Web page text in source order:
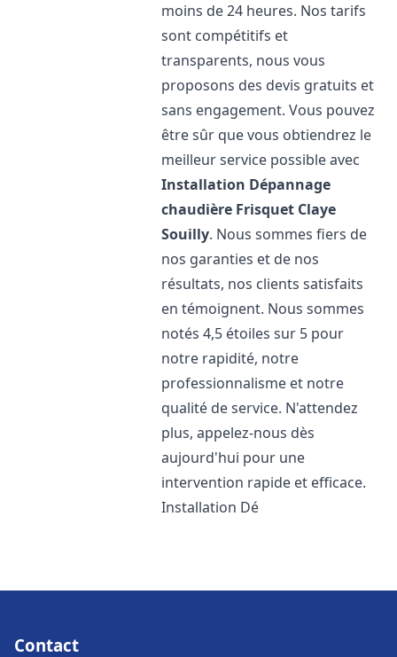
moins de 24 heures. Nos tarifs
sont compétitifs et
transparents, nous vous
proposons des devis gratuits et
sans engagement. Vous pouvez
être sûr que vous obtiendrez le
meilleur service possible avec
Installation Dépannage
chaudière Frisquet Claye
Souilly. Nous sommes fiers de
nos garanties et de nos
résultats, nos clients satisfaits
en témoignent. Nous sommes
notés 4,5 étoiles sur 5 pour
notre rapidité, notre
professionnalisme et notre
qualité de service. N'attendez
plus, appelez-nous dès
aujourd'hui pour une
intervention rapide et efficace.
Installation Dé
Contact